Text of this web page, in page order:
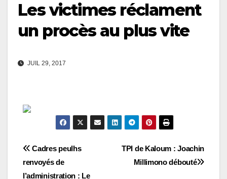
Les victimes réclament
un procès au plus vite
JUIL 29, 2017
Navigation
de
TPI de Kaloum : Joachin
Millimono débouté
Cadres peulhs
renvoyés de
l’administration : Le